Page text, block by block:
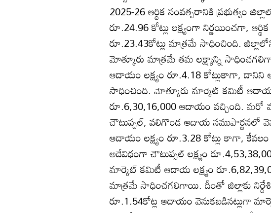
2025-26 ఆర్థిక సంవత్సరానికి ప్రభుత్వం
రూ.24.96 కోట్లు లక్ష్యంగా నిర్ణయించగా,
రూ.23.43కోట్లు మాత్రమే సాధించింది.
మోత్కూరు మాత్రమే తమ లక్ష్యాన్ని
ఆదాయం లక్ష్యం రూ.4.18 కోట్లుకాగా,
సాధించింది. మోత్కూరు మార్కెట్‌ కమిటీ ఆదాయ
రూ.6,30,16,000 ఆదాయం వచ్చింది. మరో
చౌటుప్పల్‌, వలిగొండ ఆదాయ సముపార్జనలో
ఆదాయం లక్ష్యం రూ.3.28 కోట్లు కాగా,
అదేవిధంగా చౌటుప్పల్‌ లక్ష్యం
మార్కెట్‌ కమిటీ ఆదాయ లక్ష్యం
మాత్రమే సాధించగలిగాయి. దీంతో జిల్లాకు
రూ.1.54కోట్ల ఆదాయం వెనుకబడినట్లుగా